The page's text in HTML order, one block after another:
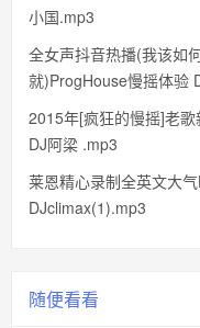
小国.mp3
全女声抖音热播(我该如
就)ProgHouse慢摇体验
2015年[疯狂的慢摇]老
DJ阿梁 .mp3
莱恩精心录制全英文大
DJclimax(1).mp3
随便看看